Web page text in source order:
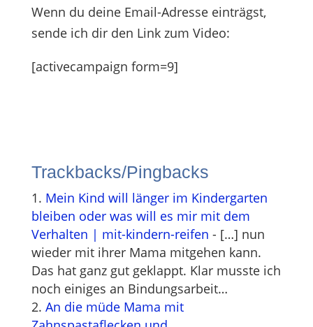
Wenn du deine Email-Adresse einträgst,
sende ich dir den Link zum Video:
[activecampaign form=9]
Trackbacks/Pingbacks
Mein Kind will länger im Kindergarten
bleiben oder was will es mir mit dem
Verhalten | mit-kindern-reifen - […] nun
wieder mit ihrer Mama mitgehen kann.
Das hat ganz gut geklappt. Klar musste ich
noch einiges an Bindungsarbeit…
An die müde Mama mit